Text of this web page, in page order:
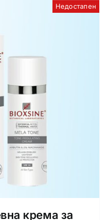
Недостапен
крема за